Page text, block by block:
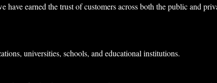
have earned the trust of customers across both the public and
universities, schools, and educational institutions.